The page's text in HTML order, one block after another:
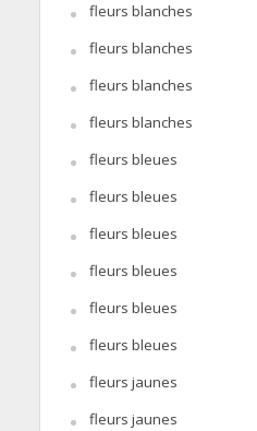
fleurs blanches
fleurs blanches
fleurs blanches
fleurs blanches
fleurs bleues
fleurs bleues
fleurs bleues
fleurs bleues
fleurs bleues
fleurs bleues
fleurs jaunes
fleurs jaunes